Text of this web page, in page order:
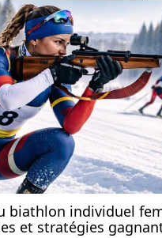
biathlon individuel
et stratégies